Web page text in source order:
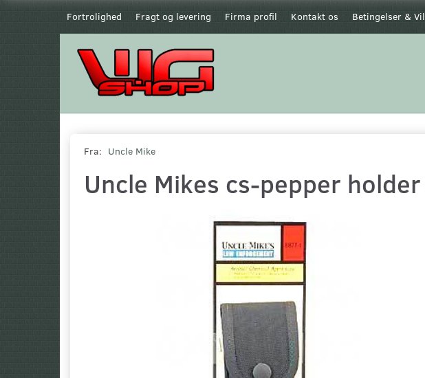
Fortrolighed Fragt og levering Firma profil Kontakt os Betingelser &
Fra: Uncle Mike
Uncle Mikes cs-pepper